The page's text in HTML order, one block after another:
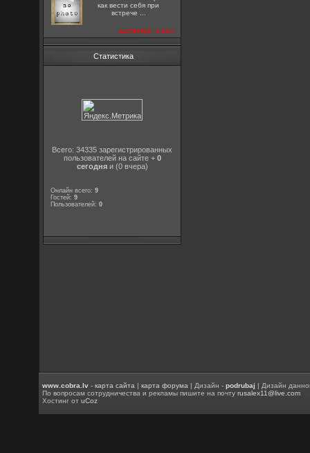
как вести себя при
встрече ...
посмотреть все
Статистика
Всего: 34335 зарегистрированных
пользователей на сайте + 0
сегодняи (0 вчера)
Онлайн всего:9
Гостей:9
Пользователей:0
www.cobra.lv -карта сайта |карта форума | Дизайн -podrubaj | Дизайн
По вопросам сотрудничества и рекламы пишите на почтуrusalex11@live.com
Хостинг отuCoz